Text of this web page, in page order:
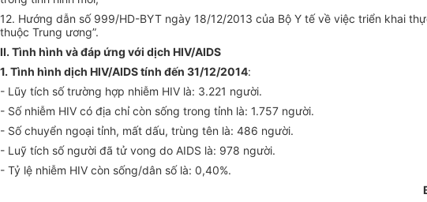
12. Hướng dẫn số 999/HD-BYT ngày 18/12/2013 của Bộ Y tế về việc triển khai
thuộc Trung ương”.
II. Tình hình và đáp ứng với dịch HIV/AIDS
1. Tình hình dịch HIV/AIDS tính đến 31/12/2014:
- Lũy tích số trường hợp nhiễm HIV là: 3.221 người.
- Số nhiễm HIV có địa chỉ còn sống trong tỉnh là: 1.757 người.
- Số chuyển ngoại tỉnh, mất dấu, trùng tên là: 486 người.
- Luỹ tích số người đã tử vong do AIDS là: 978 người.
- Tỷ lệ nhiễm HIV còn sống/dân số là: 0,40%.